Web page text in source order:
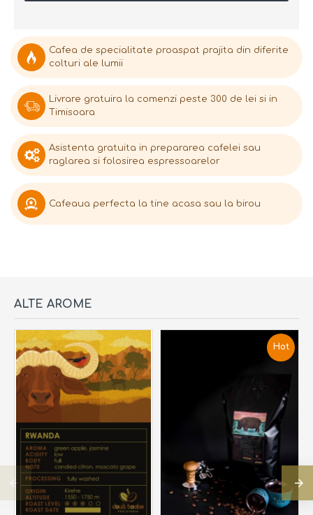
Cafea de specialitate proaspat prajita din diferite
colturi ale lumii
Livrare gratuira la comenzi peste 300 de lei si in
Timisoara
Asistenta gratuita in prepararea cafelei sau
raglarea si folosirea espressoarelor
Cafeaua perfecta la tine acasa sau la birou
ALTE AROME
Hot